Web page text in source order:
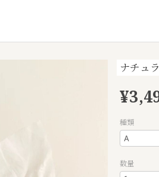
ナチュ
種類
数量